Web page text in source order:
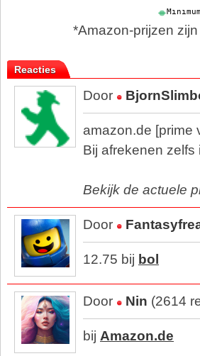
*Amazon-prijzen
Reacties
Door
amazon.de [prime
Bij afrekenen zelfs
Bekijk de actuele
Door
12.75 bij bol
Door Nin (2614
bij Amazon.de